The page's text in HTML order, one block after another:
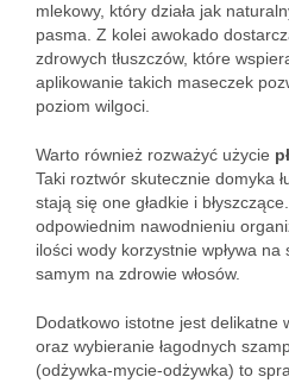
mlekowy, który działa jak
pasma. Z kolei awokado
zdrowych tłuszczów, które
aplikowanie takich maseczek
poziom wilgoci.
Warto również rozważyć użycie
Taki roztwór skutecznie domyka
stają się one gładkie i
odpowiednim nawodnieniu
ilości wody korzystnie wpływa na
samym na zdrowie włosów.
Dodatkowo istotne jest delikatne
oraz wybieranie łagodnych
(odżywka-mycie-odżywka) to